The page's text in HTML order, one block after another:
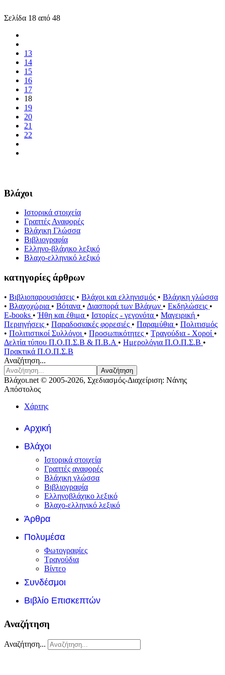
Σελίδα 18 από 48
13
14
15
16
17
18
19
20
21
22
Βλάχοι
Ιστορικά στοιχεία
Γραπτές Αναφορές
Βλάχικη Γλώσσα
Βιβλιογραφία
Ελληνο-βλάχικο λεξικό
Βλαχο-ελληνικό λεξικό
κατηγορίες άρθρων
• Βιβλιοπαρουσιάσεις • Βλάχοι και ελληνισμός • Βλάχικη γλώσσα
• Βλαχοχώρια • Βότανα • Διασπορά των Βλάχων • Εκδηλώσεις •
E-books •Ήθη και έθιμα • Ιστορίες - γεγονότα • Μαγειρική •
Περιηγήσεις • Παραδοσιακές φορεσιές • Παραμύθια • Πολιτισμός
• Πολιτιστικοί Συλλόγοι • Προσωπικότητες • Τραγούδια - Χοροί •
Δελτία τύπου Π.Ο.Π.Σ.Β & Π.Β.Α • Ημερολόγια Π.Ο.Π.Σ.Β •
Πρακτικά Π.Ο.Π.Σ.Β
Αναζήτηση...
Αναζήτηση
Βλάχοι.net © 2005-2026, Σχεδιασμός-Διαχείριση: Νάνης
Απόστολος
Χάρτης
Αρχική
Βλάχοι
Ιστορικά στοιχεία
Γραπτές αναφορές
Βλάχικη γλώσσα
Βιβλιογραφία
Ελληνοβλάχικο λεξικό
Βλαχο-ελληνικό λεξικό
Άρθρα
Πολυμέσα
Φωτογραφίες
Τραγούδια
Βίντεο
Συνδέσμοι
Βιβλίο Επισκεπτών
Αναζήτηση
Αναζήτηση...